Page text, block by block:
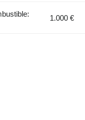
1.000 €